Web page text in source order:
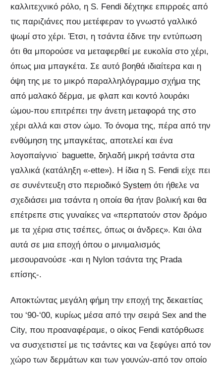
καλλιτεχνικό ρόλο, η S. Fendi δέχτηκε επιρροές από
τις παριζιάνες που μετέφεραν το γνωστό γαλλικό
ψωμί στο χέρι. Έτσι, η τσάντα έδινε την εντύπωση
ότι θα μπορούσε να μεταφερθεί με ευκολία στο χέρι,
όπως μια μπαγκέτα. Σε αυτό βοηθά ιδιαίτερα και η
όψη της με το μικρό παραλληλόγραμμο σχήμα της
από μαλακό δέρμα, με φλαπ και κοντό λουράκι
ώμου-που επιτρέπει την άνετη μεταφορά της στο
χέρι αλλά και στον ώμο. Το όνομα της, πέρα από την
ενθύμηση της μπαγκέτας, αποτελεί και ένα
λογοπαίγνιο˙ baguette, δηλαδή μικρή τσάντα στα
γαλλικά (κατάληξη «-ette»). Η ίδια η S. Fendi είχε πει
σε συνέντευξη στο περιοδικό System ότι ήθελε να
σχεδιάσει μια τσάντα η οποία θα ήταν βολική και θα
επέτρεπε στις γυναίκες να «περπατούν στον δρόμο
με τα χέρια στις τσέπες, όπως οι άνδρες». Και όλα
αυτά σε μια εποχή όπου ο μινιμαλισμός
μεσουρανούσε -και η Nylon τσάντα της Prada
επίσης-.
Αποκτώντας μεγάλη φήμη την εποχή της δεκαετίας
του ‘90-‘00, κυρίως μέσα από την σειρά Sex and the
City, που προαναφέραμε, ο οίκος Fendi κατόρθωσε
να συσχετιστεί με τις τσάντες και να ξεφύγει από τον
χώρο των δερμάτων και των γουνών-από τον οποίο